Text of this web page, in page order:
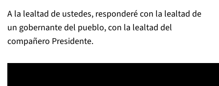
A la lealtad de ustedes, responderé con la lealtad de
un gobernante del pueblo, con la lealtad del
compañero Presidente.